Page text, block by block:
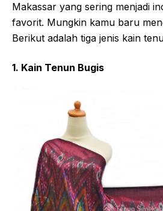
Makassar yang sering menjadi
favorit. Mungkin kamu baru
Berikut adalah tiga jenis kain
1. Kain Tenun Bugis